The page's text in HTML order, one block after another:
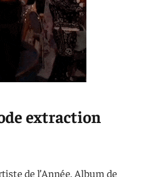
extraction
de l’Année, Album de